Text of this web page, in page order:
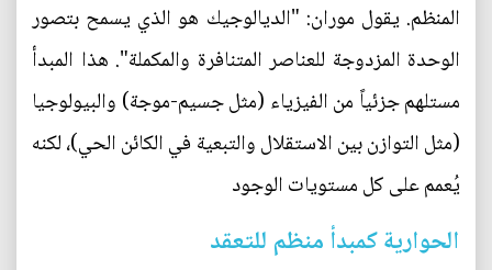
المنظم. يقول موران: "الديالوجيك هو الذي يسمح بتصور
الوحدة المزدوجة للعناصر المتنافرة والمكملة". هذا المبدأ
مستلهم جزئياً من الفيزياء (مثل جسيم-موجة) والبيولوجيا
(مثل التوازن بين الاستقلال والتبعية في الكائن الحي)، لكنه
يُعمم على كل مستويات الوجود
الحوارية كمبدأ منظم للتعقد